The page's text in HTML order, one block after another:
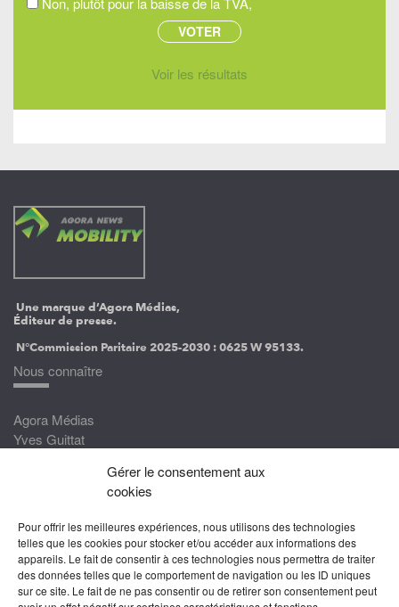
Gérer le consentement aux
cookies
Pour offrir les meilleures expériences, nous utilisons des technologies
telles que les cookies pour stocker et/ou accéder aux informations des
appareils. Le fait de consentir à ces technologies nous permettra de traiter
des données telles que le comportement de navigation ou les ID uniques
sur ce site. Le fait de ne pas consentir ou de retirer son consentement peut
Voir les résultats
Une marque d’Agora Médias,
Éditeur de presse.
N°Commission Paritaire 2025-2030 :0625 W 95133.
Nous connaître
Agora Médias
Yves Guittat
Devenez correspondant
Rejoignez nos experts
Devenez Partenaire
Nous suivre